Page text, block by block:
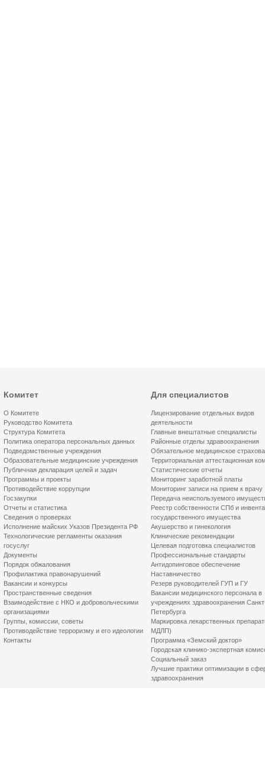
Комитет
О Комитете
Руководство Комитета
Структура Комитета
Политика оператора персональных данных
Подведомственные учреждения
Образовательные медицинские учреждения
Публичная декларация целей и задач
Программы и проекты
Противодействие коррупции
Госзакупки
Отчеты и статистика
Сведения о проверках
Исполнение майских Указов Президента РФ
Технологические регламенты оказания
госуслуг
Документы
Порядок обжалования
Профилактика правонарушений
Вакансии и конкурсы
Пространственные сведения
Взаимодействие с НКО и добровольческими
организациями
Группы, комиссии, советы
Противодействие терроризму и его идеологии
Контакты
Для специалистов
Лицензирование отдельных видов
деятельности
Главные внештатные специалисты
Районные отделы здравоохранения
Обязательное медицинское
Территориальная аттестационная
Статистические отчеты
Мониторинг заработной платы
Мониторинг записи на прием к врачу
Передача неиспользуемого
Реестр собственности СПб и
государственного имущества
Акушерство и гинекология
Клинические рекомендации
Целевая подготовка специалистов
Профессиональные стандарты
Антидопинговое обеспечение
Наставничество
Резерв руководителей ГУП и ГУ
Вакансии медицинского персонала в
учреждениях здравоохранения
Петербурга
Маркировка лекарственных
МДЛП)
Программа «Земский доктор»
Городская клинико-экспертная
Социальный заказ
Лучшие практики оптимизации в
здравоохранения